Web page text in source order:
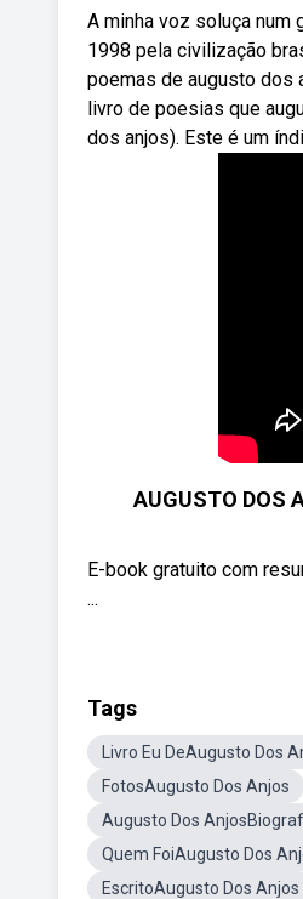
A minha voz soluça num
1998 pela civilização
poemas de augusto dos
livro de poesias que
dos anjos). Este é um
AUGUSTO DOS
E-book gratuito com
...
Tags
Livro Eu DeAugusto Dos
FotosAugusto Dos Anjos
Augusto Dos
Quem FoiAugusto Dos
EscritoAugusto Dos Anjos